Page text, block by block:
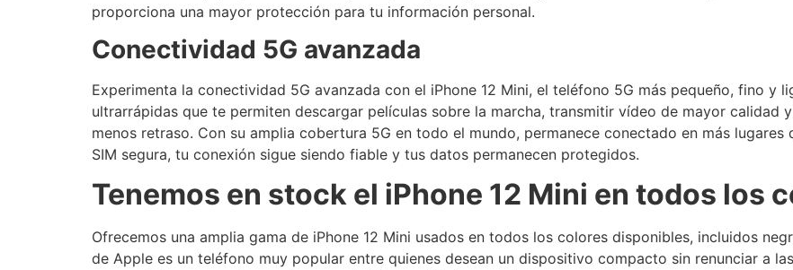
proporciona una mayor protección para tu información personal.
Conectividad 5G avanzada
Experimenta la conectividad 5G avanzada con el iPhone 12 Mini, el teléfono 5G más pequeño, fino y
ultrarrápidas que te permiten descargar películas sobre la marcha, transmitir vídeo de mayor calidad
menos retraso. Con su amplia cobertura 5G en todo el mundo, permanece conectado en más lugares
SIM segura, tu conexión sigue siendo fiable y tus datos permanecen protegidos.
Tenemos en stock el iPhone 12 Mini en todos los
Ofrecemos una amplia gama de iPhone 12 Mini usados en todos los colores disponibles, incluidos
de Apple es un teléfono muy popular entre quienes desean un dispositivo compacto sin renunciar a